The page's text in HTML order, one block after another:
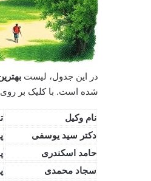
در این جدول، لیست
شده است. با کلیک بر روی
نام وکیل
دکتر سید یوسفی
حامد اسکندری
سجاد محمدی